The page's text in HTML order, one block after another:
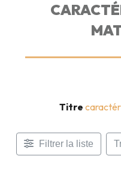
Titre
Filtrer la liste